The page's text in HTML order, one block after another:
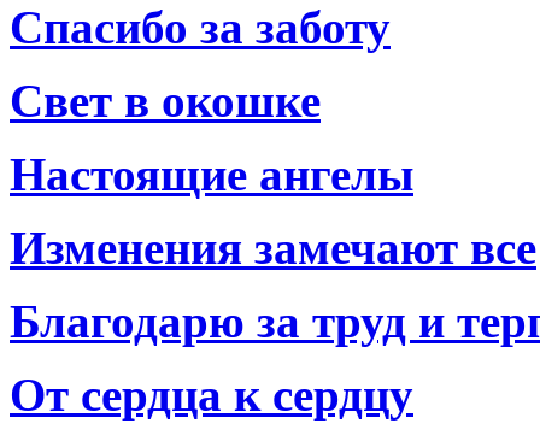
Спасибо за заботу
Свет в окошке
Настоящие ангелы
Изменения замечают все
Благодарю за труд и
От сердца к сердцу